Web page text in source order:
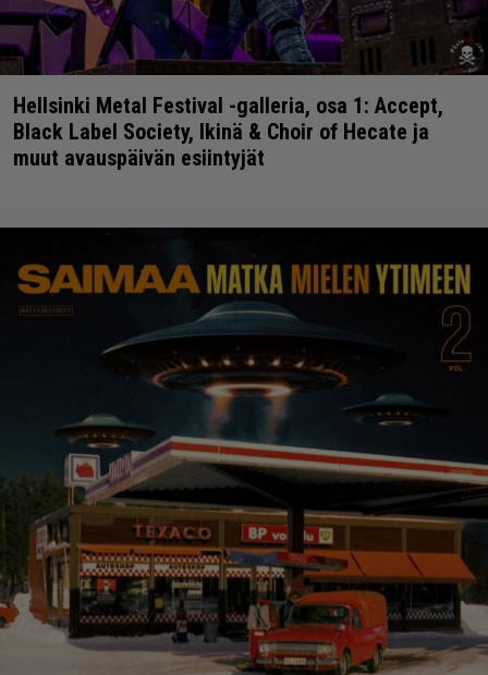
Hellsinki Metal Festival -galleria, osa 1: Accept,
Black Label Society, Ikinä & Choir of Hecate ja
muut avauspäivän esiintyjät